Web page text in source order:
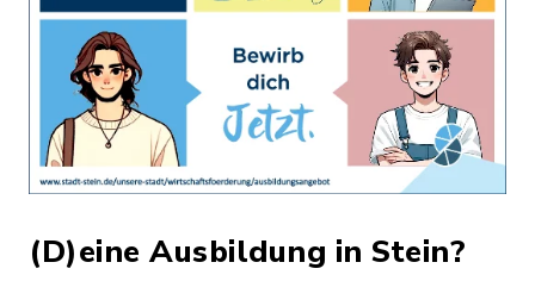
(D)eine Ausbildung in Stein?